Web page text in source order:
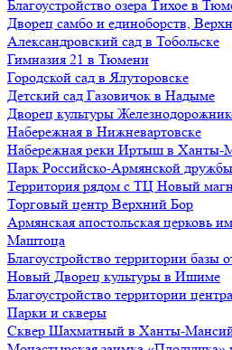
Благоустройство озера Тихое в
Дворец самбо и единоборств,
Александровский сад в Тобольске
Гимназия 21 в Тюмени
Городской сад в Ялуторовске
Детский сад Газовичок в Надыме
Дворец культуры
Набережная в Нижневартовске
Набережная реки Иртыш в Ханты-
Парк Российско-Армянской дружбы
Территория рядом с ТЦ Новый
Торговый центр Верхний Бор
Армянская апостольская церковь
Маштоца
Благоустройство территории базы
Нoвый Двoрeц культуры в Ишимe
Благоустройство территории
Парки и скверы
Сквер Шахматный в Ханты-